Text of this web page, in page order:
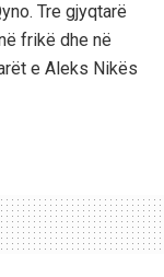
Tre gjyqtarë
frikë dhe në
e Aleks Nikës